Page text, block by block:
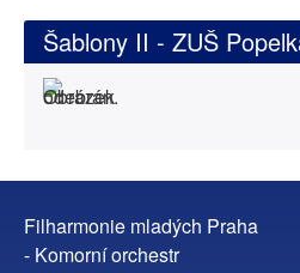
Šablony II - ZUŠ
Filharmonie mladých Praha
- Komorní orchestr